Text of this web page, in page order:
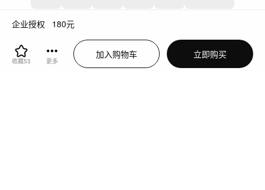
企业授权 180元
收藏53 更多
加入购物车 立即购买
增值电信业务经营许可证：川B2-20160192
蜀ICP备12020238号-4
川公网安备51019002000262
违法和不良信息举报中心